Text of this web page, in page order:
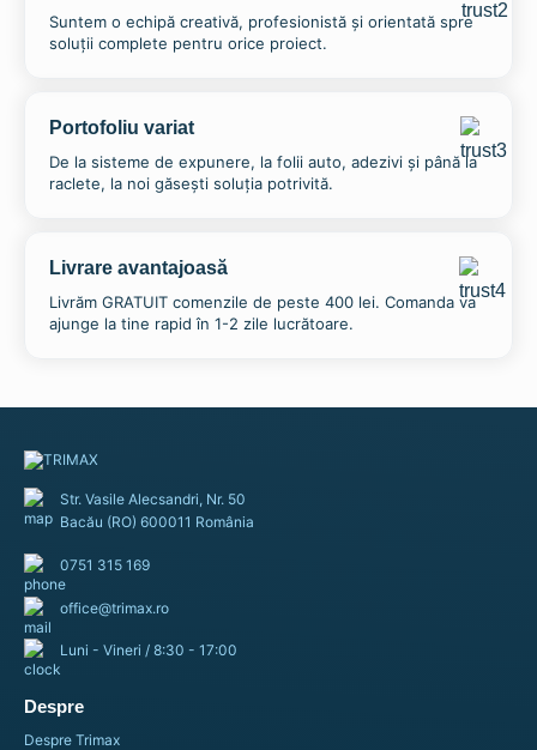
88,67lei– 145,96
Selectează opțiunile
Suport Tip V (Calaret) pentru Nume sau Eticheta
Suntem o echipă creativă, profesionistă și orientată spre
soluții complete pentru orice proiect.
Portofoliu variat
De la sisteme de expunere, la folii auto, adezivi și până la
raclete, la noi găsești soluția potrivită.
Livrare avantajoasă
Livrăm GRATUIT comenzile de peste 400 lei. Comanda va
ajunge la tine rapid în 1-2 zile lucrătoare.
Str. Vasile Alecsandri, Nr. 50
Bacău (RO) 600011 România
0751 315 169
office@trimax.ro
Luni - Vineri / 8:30 - 17:00
Despre
Despre Trimax